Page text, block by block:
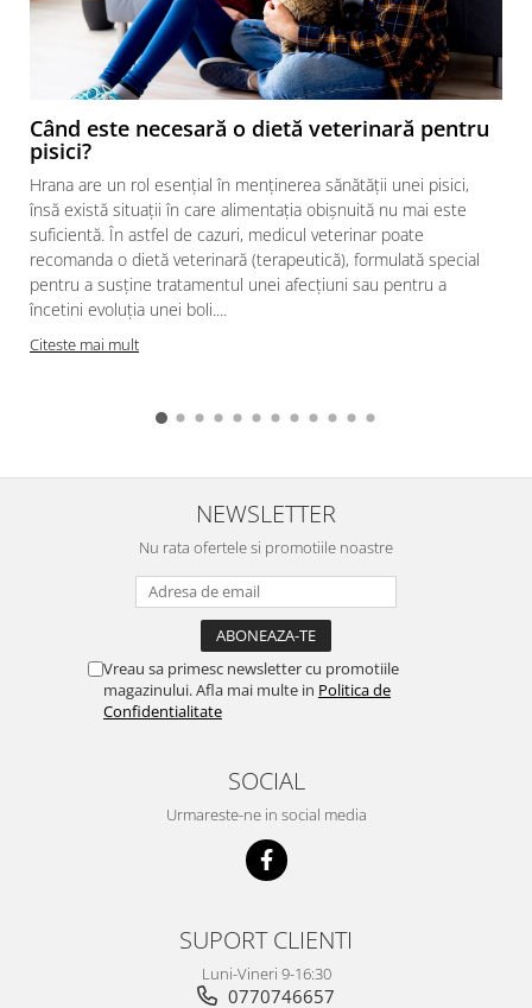
Când este necesară o dietă veterinară pentru
pisici?
Hrana are un rol esențial în menținerea sănătății unei pisici,
însă există situații în care alimentația obișnuită nu mai este
suficientă. În astfel de cazuri, medicul veterinar poate
recomanda o dietă veterinară (terapeutică), formulată special
pentru a susține tratamentul unei afecțiuni sau pentru a
încetini evoluția unei boli....
Citeste mai mult
NEWSLETTER
Nu rata ofertele si promotiile noastre
Vreau sa primesc newsletter cu promotiile
magazinului. Afla mai multe in Politica de
Confidentialitate
SOCIAL
Urmareste-ne in social media
SUPORT CLIENTI
Luni-Vineri 9-16:30
0770746657